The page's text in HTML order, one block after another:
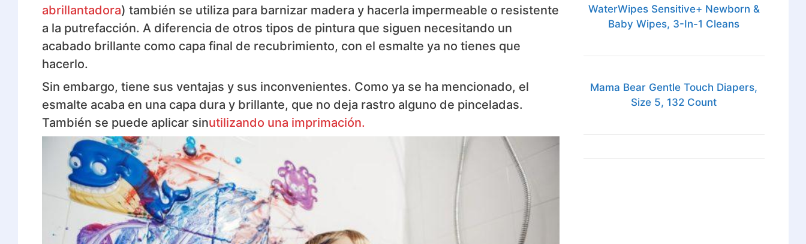
abrillantadora) también se utiliza para barnizar madera y hacerla impermeable o resistente
a la putrefacción. A diferencia de otros tipos de pintura que siguen necesitando un
acabado brillante como capa final de recubrimiento, con el esmalte ya no tienes que
hacerlo.
Sin embargo, tiene sus ventajas y sus inconvenientes. Como ya se ha mencionado, el
esmalte acaba en una capa dura y brillante, que no deja rastro alguno de pinceladas.
También se puede aplicar sinutilizando una imprimación.
WaterWipes Sensitive+ Newborn &
Baby Wipes, 3-In-1 Cleans
Mama Bear Gentle Touch Diapers,
Size 5, 132 Count